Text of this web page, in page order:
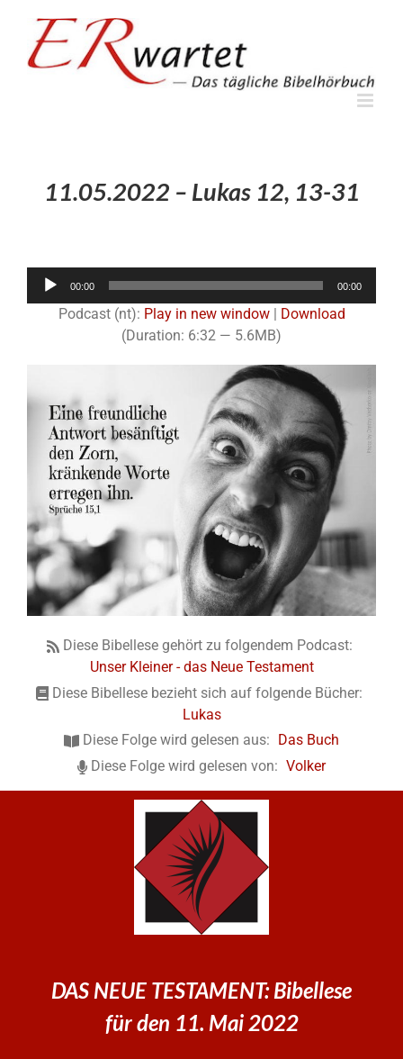
springen
11.05.2022 – Lukas 12, 13-31
00:00 00:00
Podcast (nt): Play in new window| Download
(Duration: 6:32 — 5.6MB)
Diese Bibellese gehört zu folgendem Podcast:
Unser Kleiner - das Neue Testament
Diese Bibellese bezieht sich auf folgende Bücher:
Lukas
Diese Folge wird gelesen aus:
Das Buch
Diese Folge wird gelesen von: Volker
DAS NEUE TESTAMENT: Bibellese
für den 11. Mai 2022